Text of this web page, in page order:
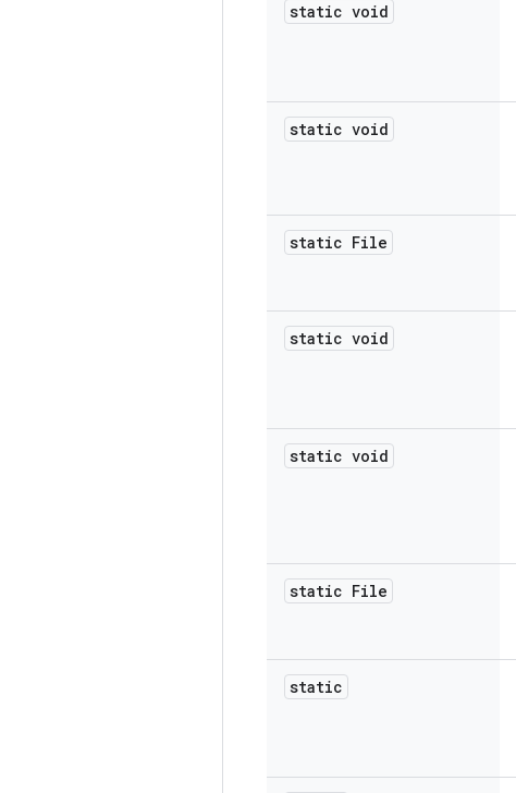
static void
static void
static File
static void
static void
static File
static